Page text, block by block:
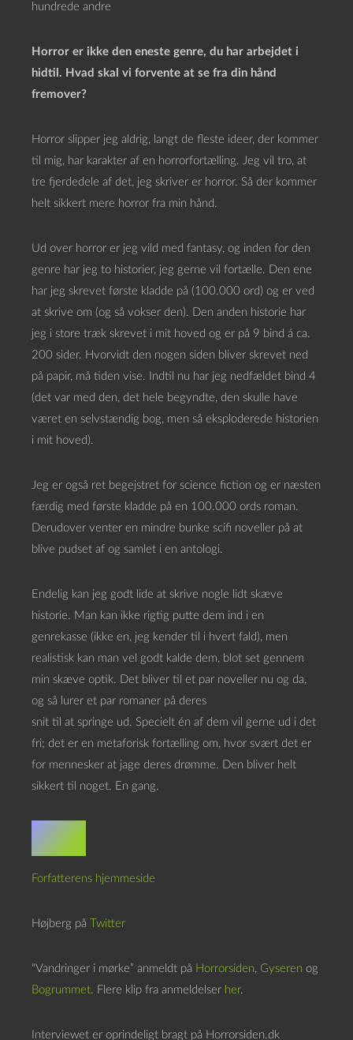
hundrede andre
Horror er ikke den eneste genre, du har arbejdet i
hidtil. Hvad skal vi forvente at se fra din hånd
fremover?
Horror slipper jeg aldrig, langt de fleste ideer, der kommer
til mig, har karakter af en horrorfortælling. Jeg vil tro, at
tre fjerdedele af det, jeg skriver er horror. Så der kommer
helt sikkert mere horror fra min hånd.
Ud over horror er jeg vild med fantasy, og inden for den
genre har jeg to historier, jeg gerne vil fortælle. Den ene
har jeg skrevet første kladde på (100.000 ord) og er ved
at skrive om (og så vokser den). Den anden historie har
jeg i store træk skrevet i mit hoved og er på 9 bind á ca.
200 sider. Hvorvidt den nogen siden bliver skrevet ned
på papir, må tiden vise. Indtil nu har jeg nedfældet bind 4
(det var med den, det hele begyndte, den skulle have
været en selvstændig bog, men så eksploderede historien
i mit hoved).
Jeg er også ret begejstret for science fiction og er næsten
færdig med første kladde på en 100.000 ords roman.
Derudover venter en mindre bunke scifi noveller på at
blive pudset af og samlet i en antologi.
Endelig kan jeg godt lide at skrive nogle lidt skæve
historie. Man kan ikke rigtig putte dem ind i en
genrekasse (ikke en, jeg kender til i hvert fald), men
realistisk kan man vel godt kalde dem, blot set gennem
min skæve optik. Det bliver til et par noveller nu og da,
og så lurer et par romaner på deres
snit til at springe ud. Specielt én af dem vil gerne ud i det
fri; det er en metaforisk fortælling om, hvor svært det er
for mennesker at jage deres drømme. Den bliver helt
sikkert til noget. En gang.
Links
Forfatterens hjemmeside
Højberg på Twitter
“Vandringer i mørke” anmeldt på Horrorsiden, Gyseren og
Bogrummet. Flere klip fra anmeldelser her.
Interviewet er oprindeligt bragt på Horrorsiden.dk